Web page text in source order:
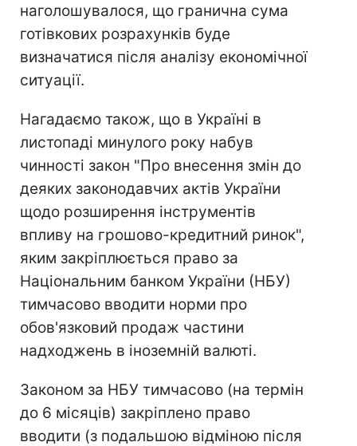
наголошувалося, що гранична сума
готівкових розрахунків буде
визначатися після аналізу економічної
ситуації.
Нагадаємо також, що в Україні в
листопаді минулого року набув
чинності закон "Про внесення змін до
деяких законодавчих актів України
щодо розширення інструментів
впливу на грошово-кредитний ринок",
яким закріплюється право за
Національним банком України (НБУ)
тимчасово вводити норми про
обов'язковий продаж частини
надходжень в іноземній валюті.
Законом за НБУ тимчасово (на термін
до 6 місяців) закріплено право
вводити (з подальшою відміною після